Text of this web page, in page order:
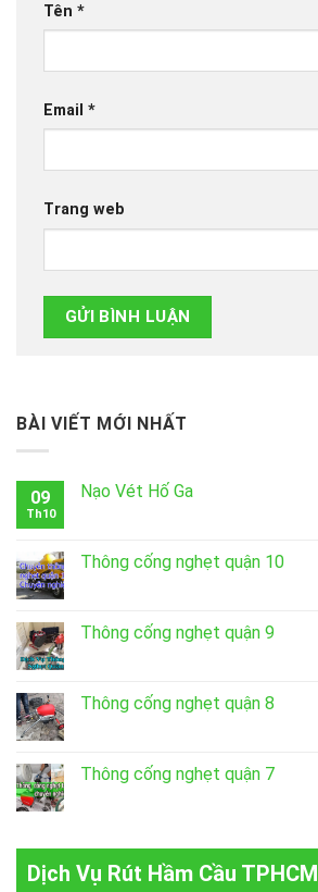
Tên *
Email *
Trang web
BÀI VIẾT MỚI NHẤT
09
Th10
Nạo Vét Hố Ga
Thông cống nghẹt quận 10
Thông cống nghẹt quận 9
Thông cống nghẹt quận 8
Thông cống nghẹt quận 7
Dịch Vụ Rút Hầm Cầu TPHCM